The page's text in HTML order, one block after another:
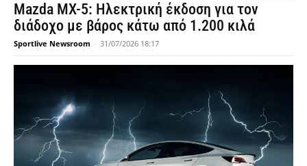
Mazda MX-5: Ηλεκτρική έκδοση για τον
διάδοχο με βάρος κάτω από 1.200 κιλά
Sportlive Newsroom - 31/07/2026 18:17